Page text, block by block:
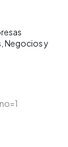
Negocios y